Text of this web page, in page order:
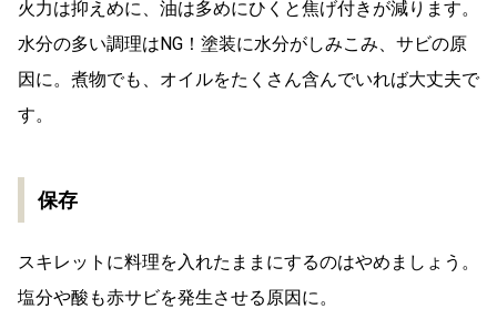
火力は抑えめに、油は多めにひくと焦げ付きが減ります。
水分の多い調理はNG！塗装に水分がしみこみ、サビの原
因に。煮物でも、オイルをたくさん含んでいれば大丈夫で
す。
保存
スキレットに料理を入れたままにするのはやめましょう。
塩分や酸も赤サビを発生させる原因に。